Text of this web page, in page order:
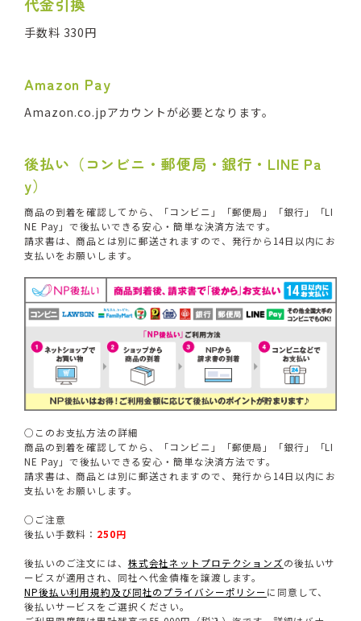
手数料 330円
Amazon Pay
Amazon.co.jpアカウントが必要となります。
後払い（コンビニ・郵便局・銀行・LINE Pa
y）
商品の到着を確認してから、「コンビニ」「郵便局」「銀行」「LI
NE Pay」で後払いできる安心・簡単な決済方法です。
請求書は、商品とは別に郵送されますので、発行から14日以内にお
支払いをお願いします。
○このお支払方法の詳細
商品の到着を確認してから、「コンビニ」「郵便局」「銀行」「LI
NE Pay」で後払いできる安心・簡単な決済方法です。
請求書は、商品とは別に郵送されますので、発行から14日以内にお
支払いをお願いします。
○ご注意
後払い手数料： 250円
後払いのご注文には、 株式会社ネットプロテクションズの後払いサ
ービスが適用され、同社へ代金債権を譲渡します。
NP後払い利用規約及び同社のプライバシーポリシーに同意して、
後払いサービスをご選択ください。